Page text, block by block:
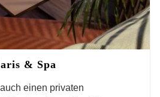
& Spa
einen privaten